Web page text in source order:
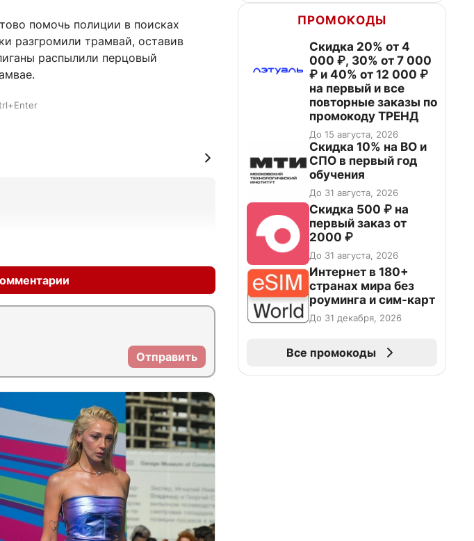
помочь полиции в поисках
разгромили трамвай, оставив
распылили перцовый
Отправить
ПРОМОКОДЫ
Скидка 20% от 4
000 ₽, 30% от 7 000
₽ и 40% от 12 000 ₽
на первый и все
повторные заказы по
промокоду ТРЕНД
До 15 августа, 2026
Скидка 10% на ВО и
СПО в первый год
обучения
До 31 августа, 2026
Скидка 500 ₽ на
первый заказ от
2000 ₽
До 31 августа, 2026
Интернет в 180+
странах мира без
роуминга и сим-карт
До 31 декабря, 2026
Все промокоды